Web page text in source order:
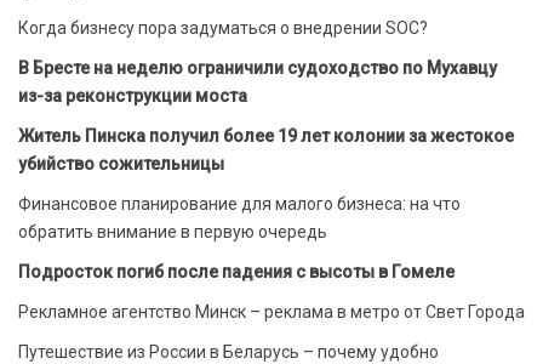
Когда бизнесу пора задуматься о внедрении SOC?
В Бресте на неделю ограничили судоходство по Мухавцу
из-за реконструкции моста
Житель Пинска получил более 19 лет колонии за жестокое
убийство сожительницы
Финансовое планирование для малого бизнеса: на что
обратить внимание в первую очередь
Подросток погиб после падения с высоты в Гомеле
Рекламное агентство Минск – реклама в метро от Свет Города
Путешествие из России в Беларусь – почему удобно